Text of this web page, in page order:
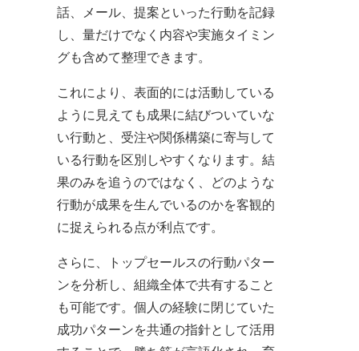
話、メール、提案といった行動を記録
し、量だけでなく内容や実施タイミン
グも含めて整理できます。
これにより、表面的には活動している
ように見えても成果に結びついていな
い行動と、受注や関係構築に寄与して
いる行動を区別しやすくなります。結
果のみを追うのではなく、どのような
行動が成果を生んでいるのかを客観的
に捉えられる点が利点です。
さらに、トップセールスの行動パター
ンを分析し、組織全体で共有すること
も可能です。個人の経験に閉じていた
成功パターンを共通の指針として活用